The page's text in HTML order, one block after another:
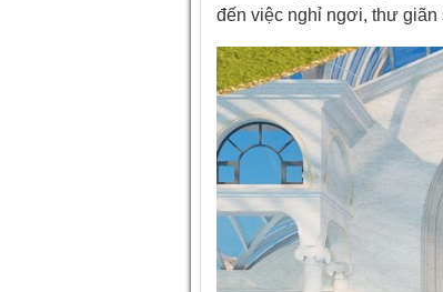
đến việc nghỉ ngơi, thư giãn